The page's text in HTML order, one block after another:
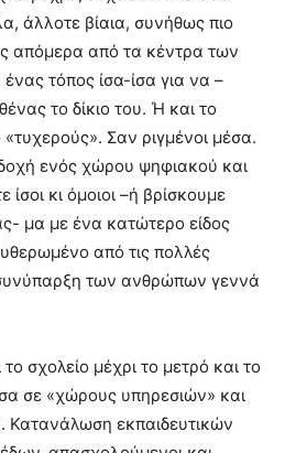
άλλοτε βίαια, συνήθως πιο
απόμερα από τα κέντρα των
τόπος ίσα-ίσα για να –
το δίκιο του. Ή και το
Σαν ριγμένοι μέσα.
ενός χώρου ψηφιακού και
κι όμοιοι –ή βρίσκουμε
μα με ένα κατώτερο είδος
από τις πολλές
των ανθρώπων γεννά
σχολείο μέχρι το μετρό και το
σε «χώρους υπηρεσιών» και
Κατανάλωση εκπαιδευτικών